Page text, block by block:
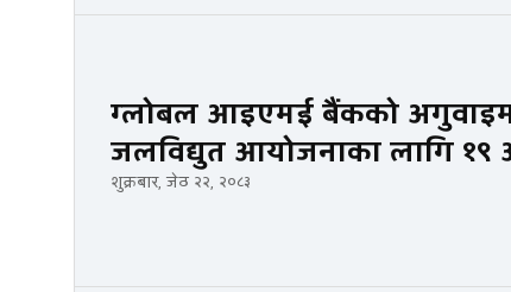
ग्लोबल आइएमई बैंकको
जलविद्युत आयोजनाका लागि १९
शुक्रबार, जेठ २२, २०८३